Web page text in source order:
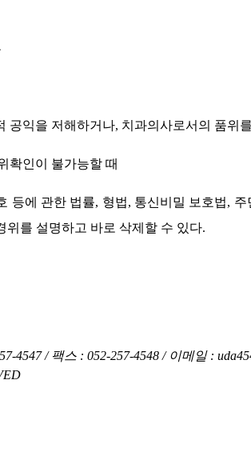
익을 저해하거나, 치과의사로서의 품위
확인이 불가능할 때
에 관한 법률, 형법, 통신비밀 보호법,
위를 설명하고 바로 삭제할 수 있다.
/ 팩스 : 052-257-4548 / 이메일 :